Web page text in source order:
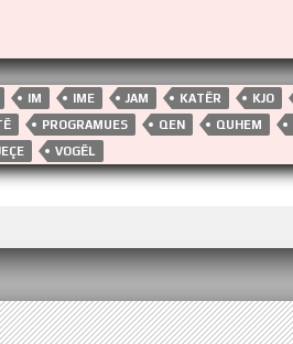
IM IME JAM KATËR KJO
PROGRAMUES QEN QUHEM
VOGËL